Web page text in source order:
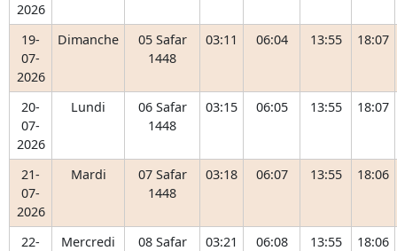
2026
19-
07-
2026
Dimanche
05 Safar
1448
03:11 06:04 13:55 18:07
20-
07-
2026
Lundi
06 Safar
1448
03:15 06:05 13:55 18:07
21-
07-
2026
Mardi
07 Safar
1448
03:18 06:07 13:55 18:06
22-
Mercredi
08 Safar
03:21 06:08 13:55 18:06